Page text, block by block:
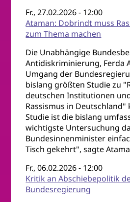
Fr., 27.02.2026 - 12:00
Ataman: Dobrindt muss
zum Thema machen
Die Unabhängige
Antidiskriminierung, Ferda
Umgang der
bislang größten Studie zu
deutschen Institutionen
Rassismus in
Studie ist die bislang
wichtigste Untersuchung
Bundesinnenminister
Tisch gekehrt", sagte
Fr., 06.02.2026 - 12:00
Kritik an Abschiebepolitik
Bundesregierung